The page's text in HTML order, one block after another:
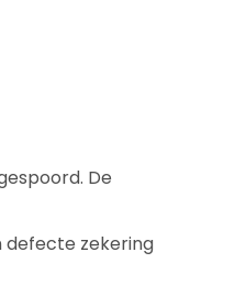
De
defecte zekering